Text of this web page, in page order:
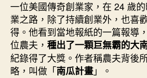
一位美國傳奇創業家，在 24 歲
業之路，除了持續創業外，也喜
得。他看到當地報紙的一篇報導
位農夫， 種出了一顆巨無霸的大
紀錄得了大獎。作者稱農夫背後
略，叫做「南瓜計畫」。